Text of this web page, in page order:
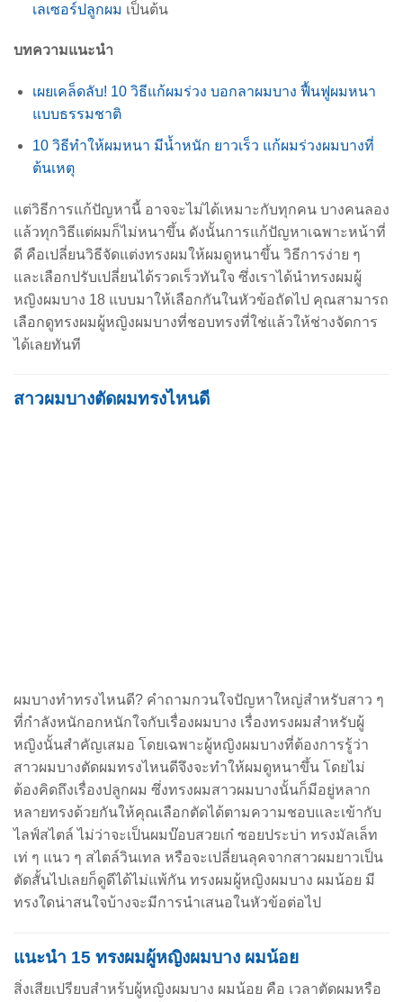
เลเซอร์ปลูกผม เป็นต้น
บทความแนะนำ
เผยเคล็ดลับ! 10 วิธีแก้ผมร่วง บอกลาผมบาง ฟื้นฟูผมหนา
แบบธรรมชาติ
10 วิธีทำให้ผมหนา มีน้ำหนัก ยาวเร็ว แก้ผมร่วงผมบางที่
ต้นเหตุ
แต่วิธีการแก้ปัญหานี้ อาจจะไม่ได้เหมาะกับทุกคน บางคนลอง
แล้วทุกวิธีแต่ผมก็ไม่หนาขึ้น ดังนั้นการแก้ปัญหาเฉพาะหน้าที่
ดี คือเปลี่ยนวิธีจัดแต่งทรงผมให้ผมดูหนาขึ้น วิธีการง่าย ๆ
และเลือกปรับเปลี่ยนได้รวดเร็วทันใจ ซึ่งเราได้นำทรงผมผู้
หญิงผมบาง 18 แบบมาให้เลือกกันในหัวข้อถัดไป คุณสามารถ
เลือกดูทรงผมผู้หญิงผมบางที่ชอบทรงที่ใช่แล้วให้ช่างจัดการ
ได้เลยทันที
สาวผมบางตัดผมทรงไหนดี
ผมบางทําทรงไหนดี? คำถามกวนใจปัญหาใหญ่สำหรับสาว ๆ
ที่กำลังหนักอกหนักใจกับเรื่องผมบาง เรื่องทรงผมสำหรับผู้
หญิงนั้นสำคัญเสมอ โดยเฉพาะผู้หญิงผมบางที่ต้องการรู้ว่า
สาวผมบางตัดผมทรงไหนดีจึงจะทำให้ผมดูหนาขึ้น โดยไม่
ต้องคิดถึงเรื่องปลูกผม ซึ่งทรงผมสาวผมบางนั้นก็มีอยู่หลาก
หลายทรงด้วยกันให้คุณเลือกตัดได้ตามความชอบและเข้ากับ
ไลฟ์สไตล์ ไม่ว่าจะเป็นผมบ๊อบสวยเก๋ ซอยประบ่า ทรงมัลเล็ท
เท่ ๆ แนว ๆ สไตล์วินเทล หรือจะเปลี่ยนลุคจากสาวผมยาวเป็น
ตัดสั้นไปเลยก็ดูดีได้ไม่แพ้กัน ทรงผมผู้หญิงผมบาง ผมน้อย มี
ทรงใดน่าสนใจบ้างจะมีการนำเสนอในหัวข้อต่อไป
แนะนำ 15 ทรงผมผู้หญิงผมบาง ผมน้อย
สิ่งเสียเปรียบสำหร้บผู้หญิงผมบาง ผมน้อย คือ เวลาตัดผมหรือ